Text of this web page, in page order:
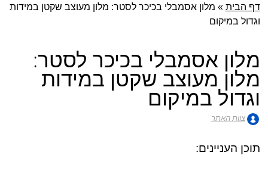
תפריט ראשי
דילוג
לתוכן
דף הבית » מלון אסמבלי בכיכר לסטר: מלון מעוצב שקטן במידות
וגדול במיקום
מלון אסמבלי בכיכר לסטר:
מלון מעוצב שקטן במידות
וגדול במיקום
צוות האתר
תוכן העניינים: